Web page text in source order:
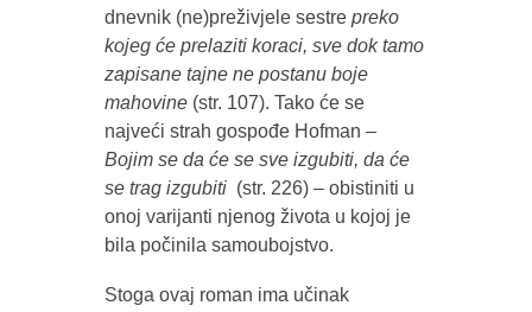
dnevnik (ne)preživjele sestre preko
kojeg će prelaziti koraci, sve dok tamo
zapisane tajne ne postanu boje
mahovine (str. 107). Tako će se
najveći strah gospođe Hofman –
Bojim se da će se sve izgubiti, da će
se trag izgubiti (str. 226) – obistiniti u
onoj varijanti njenog života u kojoj je
bila počinila samoubojstvo.
Stoga ovaj roman ima učinak